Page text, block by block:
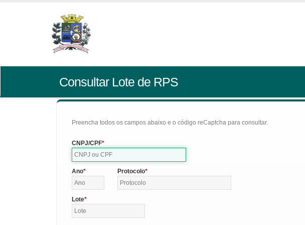
Consultar Lote de RPS
Preencha todos os campos abaixo e o código reCaptcha para consultar.
CNPJ/CPF
Ano Protocolo
Lote